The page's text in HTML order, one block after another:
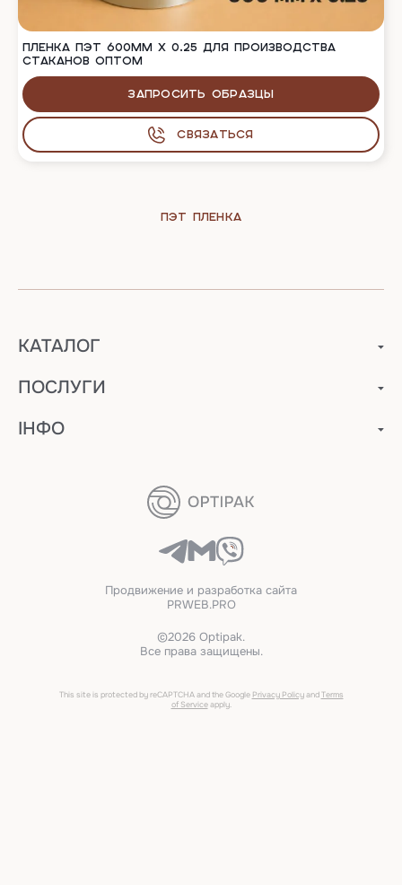
ПЛЕНКА ПЭТ 600ММ Х 0.25 ДЛЯ ПРОИЗВОДСТВА
СТАКАНОВ ОПТОМ
Запросить образцы
Связаться
ПЭТ пленка
КАТАЛОГ
ПОСЛУГИ
ІНФО
Продвижение и разработка сайта
PRWEB.PRO
©2026 Optipak.
Все права защищены.
This site is protected by reCAPTCHA and the Google Privacy PolicyandTerms
of Serviceapply.